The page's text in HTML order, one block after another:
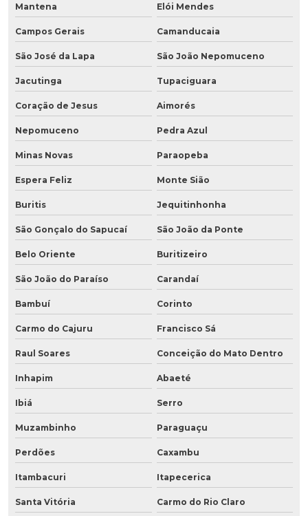
Mantena Elói Mendes
Campos Gerais Camanducaia
São José da Lapa São João Nepomuceno
Jacutinga Tupaciguara
Coração de Jesus Aimorés
Nepomuceno Pedra Azul
Minas Novas Paraopeba
Espera Feliz Monte Sião
Buritis Jequitinhonha
São Gonçalo do Sapucaí São João da Ponte
Belo Oriente Buritizeiro
São João do Paraíso Carandaí
Bambuí Corinto
Carmo do Cajuru Francisco Sá
Raul Soares Conceição do Mato Dentro
Inhapim Abaeté
Ibiá Serro
Muzambinho Paraguaçu
Perdões Caxambu
Itambacuri Itapecerica
Santa Vitória Carmo do Rio Claro